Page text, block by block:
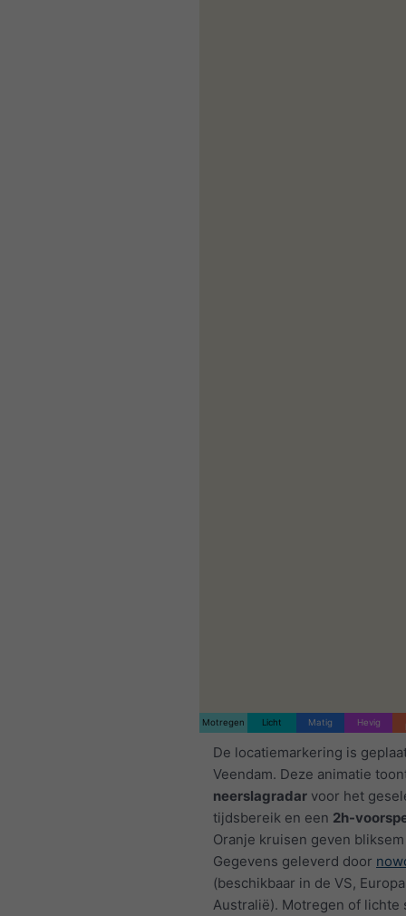
Motregen Licht Matig Hevig
De locatiemarkering is
Veendam. Deze animatie
neerslagradar voor het
tijdsbereik en een 2h-
Oranje kruisen geven bliksem
Gegevens geleverd door
(beschikbaar in de VS,
Australië). Motregen of lichte